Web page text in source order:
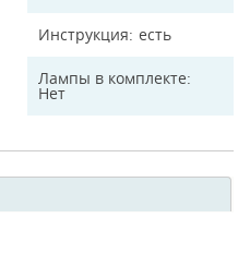
Инструкция есть
Лампы в комплекте
Нет